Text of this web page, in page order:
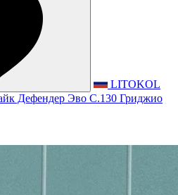
LITOKOL
Дефендер Эво С.130 Гриджио